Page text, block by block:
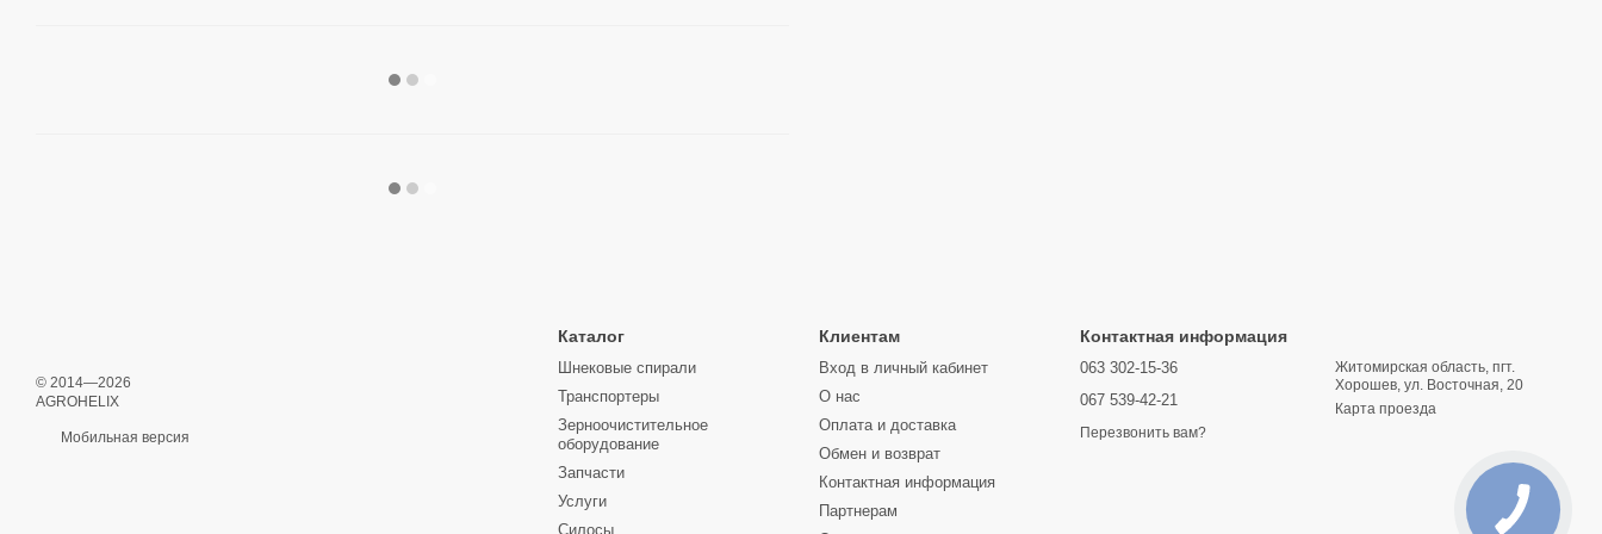
© 2014—2026
AGROHELIX
Мобильная версия
Каталог
Шнековые спирали
Транспортеры
Зерноочистительное
оборудование
Запчасти
Услуги
Силосы
Клиентам
Вход в личный кабинет
О нас
Оплата и доставка
Обмен и возврат
Контактная информация
Партнерам
Контактная информация
063 302-15-36
067 539-42-21
Перезвонить вам?
Житомирская область, пгт.
Хорошев, ул. Восточная, 20
Карта проезда